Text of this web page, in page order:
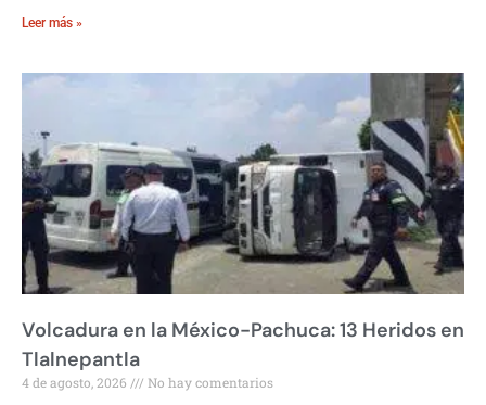
Leer más »
Volcadura en la México-Pachuca: 13 Heridos en
Tlalnepantla
4 de agosto, 2026 No hay comentarios